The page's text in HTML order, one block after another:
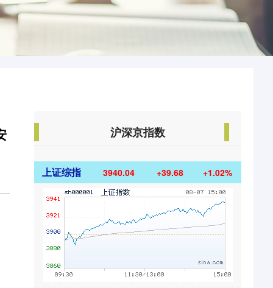
沪深京指数
上证综指 3940.04 +39.68 +1.02%